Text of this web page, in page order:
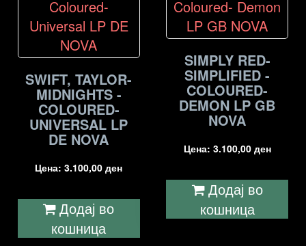
SWIFT, TAYLOR-
MIDNIGHTS -
COLOURED-
UNIVERSAL LP
DE NOVA
Цена:3.100,00ден
Додај во
кошница
SIMPLY RED-
SIMPLIFIED -
COLOURED-
DEMON LP GB
NOVA
Цена: 3.100,00 ден
Додај во
кошница